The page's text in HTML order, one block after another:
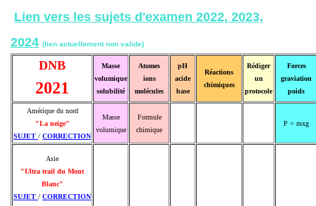
Lien vers les sujets d'examen 2022, 2023,
2024 (lien actuellement non valide)
DNB
2021
Masse
volumique
solubilité
Atomes
ions
molécules
pH
acide
base
Réactions
chimiques
Rédiger
un
protocole
Forces
graviation
poids
Amérique du nord
"La neige"
SUJET / CORRECTION
Masse
volumique
Formule
chimique
P = mxg
Asie
"Ultra trail du Mont
Blanc"
SUJET / CORRECTION